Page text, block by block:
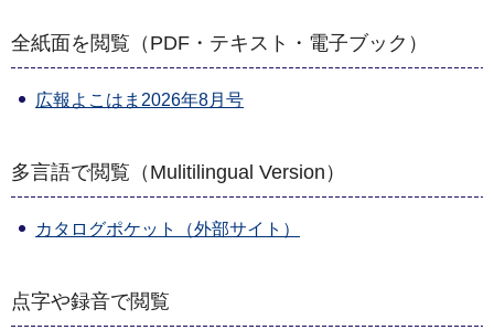
全紙面を閲覧（PDF・テキスト・電子ブック）
広報よこはま2026年8月号
多言語で閲覧（Mulitilingual Version）
カタログポケット（外部サイト）
点字や録音で閲覧